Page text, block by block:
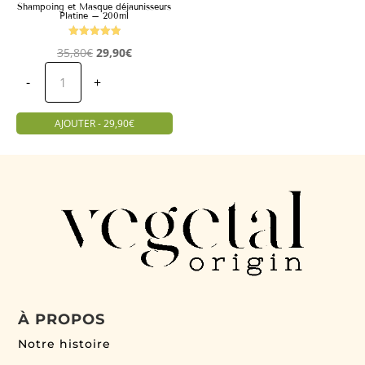
Shampoing et Masque déjaunisseurs
Platine – 200ml
5.00
sur 5
35,80€ Le
initial
35,80€.
29,90€Le
29,90€.
-
quantité
Shampoing
et
Masque
déjaunisseurs
Platine
+
AJOUTER - 29,90€
À PROPOS
Notre histoire